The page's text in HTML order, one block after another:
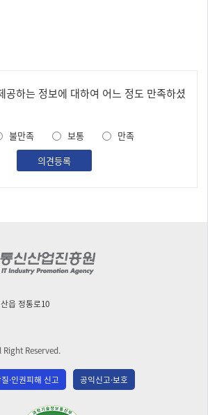
하는 정보에 대하여 어느 정도 만족하셨
불만족 보통
만족
의견등록
읍 정통로10
Reserved.
·인권피해 신고 공익신고·보호
(사)